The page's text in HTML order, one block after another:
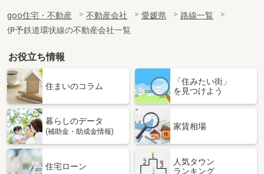
goo住宅・不動産 不動産会社 愛媛県
路線一覧
伊予鉄道環状線の不動産会社一覧
お役立ち情報
住まいのコラム
「住みたい街」
を見つけよう
暮らしのデータ
(補助金・助成金情報)
家賃相場
住宅ローン
人気タウン
ランキング